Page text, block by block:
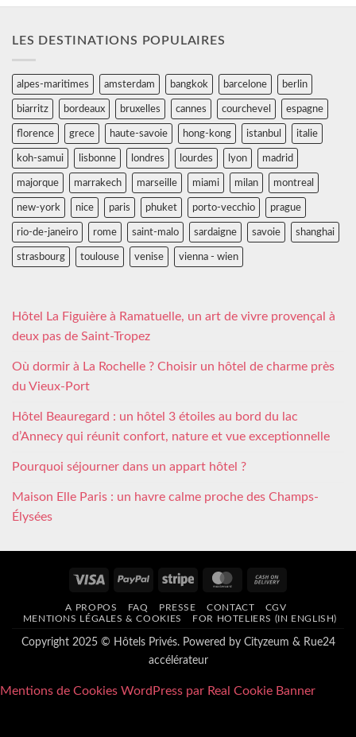
LES DESTINATIONS POPULAIRES
alpes-maritimes amsterdam bangkok barcelone berlin
biarritz bordeaux bruxelles cannes courchevel espagne
florence grece haute-savoie hong-kong istanbul italie
koh-samui lisbonne londres lourdes lyon madrid
majorque marrakech marseille miami milan montreal
new-york nice paris phuket porto-vecchio prague
rio-de-janeiro rome saint-malo sardaigne savoie shanghai
strasbourg toulouse venise vienna - wien
Hôtel La Figuière à Ramatuelle, un art de vivre provençal à
deux pas de Saint-Tropez
Où dormir à La Rochelle ? Choisir un hôtel de charme près
du Vieux-Port
Hôtel Beauregard : un hôtel 3 étoiles au bord du lac
d’Annecy qui réunit confort, nature et vue exceptionnelle
Pourquoi séjourner dans un appart hôtel ?
Maison Elle Paris : un havre calme proche des Champs-
Élysées
Visa PayPal Stripe MasterCard
Delivery
A PROPOS FAQ PRESSE CONTACT
CGV
MENTIONS LÉGALES & COOKIES
FOR HOTELIERS (IN ENGLISH)
Copyright 2025 © Hôtels Privés. Powered by Cityzeum & Rue24
accélérateur
Mentions de Cookies WordPress par Real Cookie Banner